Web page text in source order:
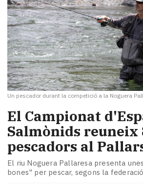
Un pescador durant la competició a la Noguera
​El Campionat
Salmònids reuneix
pescadors al
El riu Noguera Pallaresa presenta
bones" per pescar, segons la